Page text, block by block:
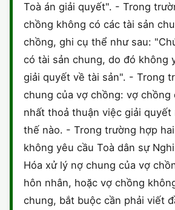
SỞ HỮU TRÍ TUỆ
THỪA KẾ - DI CHÚC
THUẾ VÀ KẾ TOÁN
LÝ LỊCH TƯ PHÁP
TRÍCH LỤC HỘ TỊCH
CÔNG BỐ SẢN PHẨM
GIẤY PHÉP LAO ĐỘNG
CHỨNG NHẬN HACCP
Toà án giải quyết". - Trong
chồng không có các tài sản
chồng, ghi cụ thể như sau:
có tài sản chung, do đó không
giải quyết về tài sản". - Trong
chung của vợ chồng: vợ chồng
nhất thoả thuận việc giải
thế nào. - Trong trường hợp
không yêu cầu Toà dân sự
Hóa xử lý nợ chung của vợ
hôn nhân, hoặc vợ chồng
chung, bắt buộc cần phải viết